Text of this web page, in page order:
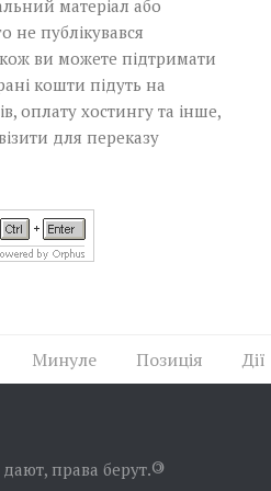
матеріал або
не публікувався
ви можете підтримати
кошти підуть на
оплату хостингу та інше,
для переказу
Минуле Позиція Дії
права берут.©